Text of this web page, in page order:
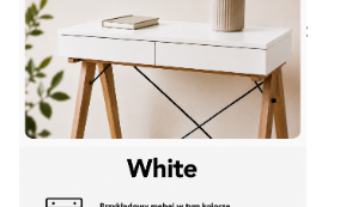
WYBIERZ KOLOR PLECÓW:
WYBIERZ KOLOR PLECÓW: